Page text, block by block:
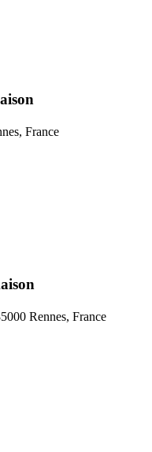
France
Rennes, France